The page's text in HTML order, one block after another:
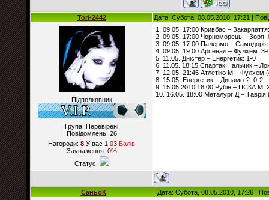
Tori-2442 Дата: Субота, 08.05.2010, 17:21 |
Підполковник
Група: Перевірені
Повідомлень: 26
Нагороди: 8 У вас 1.03 Балiв
Зауваження: 0%
Статус:
1. 09.05. 17:00 Кривбас –
2. 09.05. 17:00 Чорноморець – Зоря:
3. 09.05. 17:00 Палермо –
4. 09.05. 19:00 Арсенал – Фулхем: 3-
5. 11.05. Дністер – Енергетик: 1-0
6. 11.05. 18:15 Спартак Нальчик –
7. 12.05. 21:45 Атлетіко М – Фулхем
8. 15.05. Енергетик – Динамо-2: 0-2
9. 15.05.2010 18:00 Рубін – ЦСКА М:
10. 16.05. 18:00 Металург Д – Таврія
СаньоК Дата: Субота, 08.05.2010, 17:26 |